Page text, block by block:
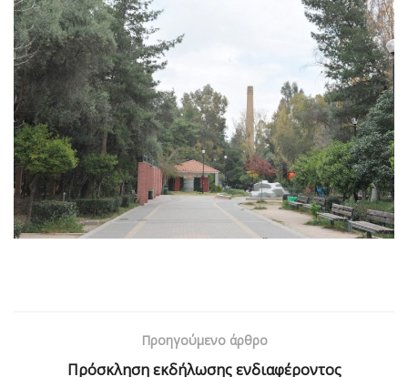
Προηγούμενο άρθρο
Πρόσκληση εκδήλωσης ενδιαφέροντος